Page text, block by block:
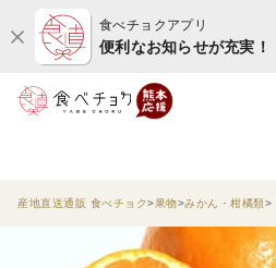
食べチョクアプリ
便利なお知らせが充実！
産地直送通販 食べチョク 果物 みかん・柑橘類